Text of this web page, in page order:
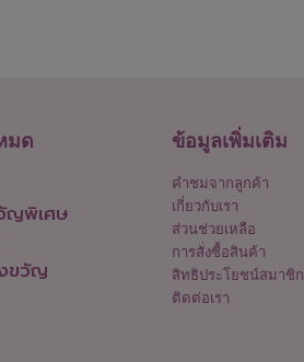
มด
ญพิเศษ
งขวัญ
ข้อมูลเพิ่มเติม
คำชมจากลูกค้า
เกี่ยวกับเรา
ส่วนช่วยเหลือ
การสั่งซื้อสินค้า
สิทธิประโยชน์สมาชิก
ติดต่อเรา